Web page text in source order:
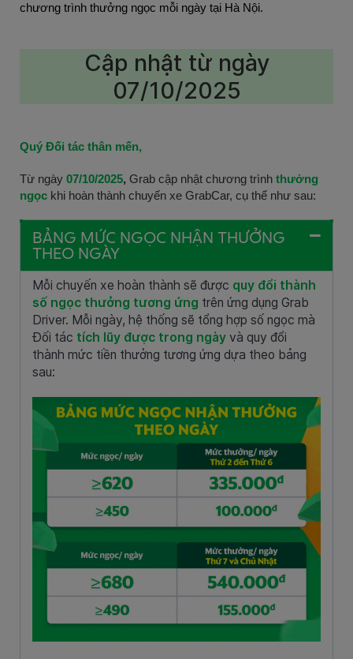
chương trình thưởng ngọc mỗi ngày tại Hà Nội.
Cập nhật từ ngày
07/10/2025
Quý Đối tác thân mến,
Từ ngày 07/10/2025, Grab cập nhật chương trình thưởng
ngọc khi hoàn thành chuyến xe GrabCar, cụ thể như sau:
BẢNG MỨC NGỌC NHẬN THƯỞNG
THEO NGÀY
Mỗi chuyến xe hoàn thành sẽ được quy đổi thành
số ngọc thưởng tương ứng trên ứng dụng Grab
Driver. Mỗi ngày, hệ thống sẽ tổng hợp số ngọc mà
Đối tác tích lũy được trong ngày và quy đổi
thành mức tiền thưởng tương ứng dựa theo bảng
sau: